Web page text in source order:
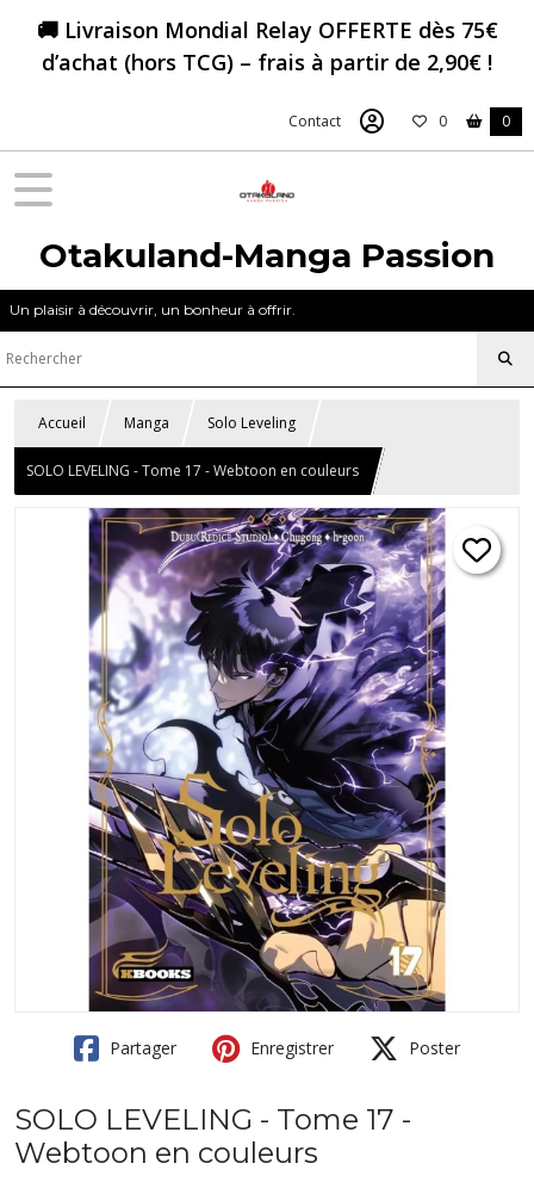
🚚 Livraison Mondial Relay OFFERTE dès 75€
d’achat (hors TCG) – frais à partir de 2,90€ !
Contact 0 0
Otakuland-Manga Passion
Un plaisir à découvrir, un bonheur à offrir.
Accueil Manga Solo Leveling
SOLO LEVELING - Tome 17 - Webtoon en couleurs
Partager Enregistrer Poster
SOLO LEVELING - Tome 17 -
Webtoon en couleurs